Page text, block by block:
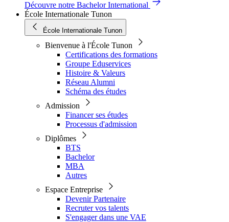
Découvre notre Bachelor International
École Internationale Tunon
École Internationale Tunon
Bienvenue à l'École Tunon
Certifications des formations
Groupe Eduservices
Histoire & Valeurs
Réseau Alumni
Schéma des études
Admission
Financer ses études
Processus d'admission
Diplômes
BTS
Bachelor
MBA
Autres
Espace Entreprise
Devenir Partenaire
Recruter vos talents
S'engager dans une VAE